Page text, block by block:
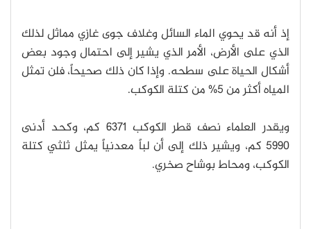
إذ أنه قد يحوي الماء السائل وغلاف جوى غازي مماثل لذلك
الذي على الأرض، الأمر الذي يشير إلى احتمال وجود بعض
أشكال الحياة على سطحه. وإذا كان ذلك صحيحاً، فلن تمثل
المياه أكثر من 5% من كتلة الكوكب.
ويقدر العلماء نصف قطر الكوكب 6371 كم، وكحد أدنى
5990 كم، ويشير ذلك إلى أن لباً معدنياً يمثل ثلثي كتلة
الكوكب، ومحاط بوشاح صخري.